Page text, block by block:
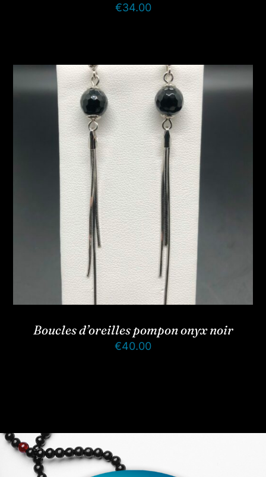
€34.00
Boucles d’oreilles pompon onyx noir
€40.00